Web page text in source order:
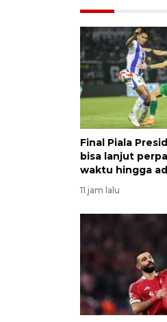
Final Piala
bisa lanjut
waktu hingga
11 jam lalu